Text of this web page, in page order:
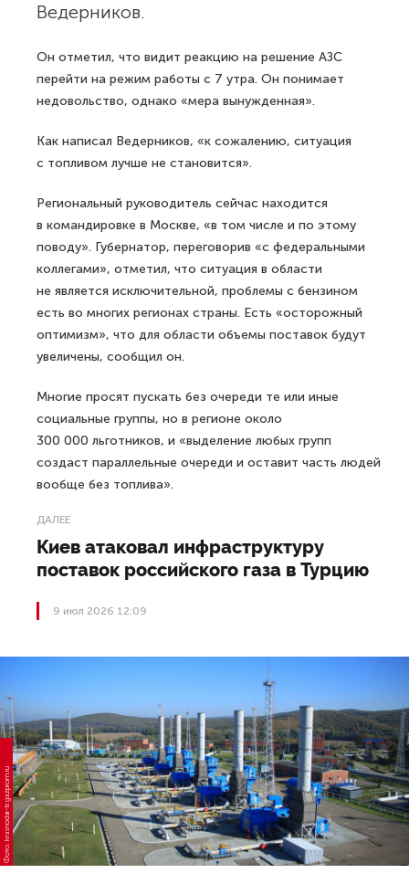
Ведерников.
Он отметил, что видит реакцию на решение АЗС
перейти на режим работы с 7 утра. Он понимает
недовольство, однако «мера вынужденная».
Как написал Ведерников, «к сожалению, ситуация
с топливом лучше не становится».
Региональный руководитель сейчас находится
в командировке в Москве, «в том числе и по этому
поводу». Губернатор, переговорив «с федеральными
коллегами», отметил, что ситуация в области
не является исключительной, проблемы с бензином
есть во многих регионах страны. Есть «осторожный
оптимизм», что для области объемы поставок будут
увеличены, сообщил он.
Многие просят пускать без очереди те или иные
социальные группы, но в регионе около
300 000 льготников, и «выделение любых групп
создаст параллельные очереди и оставит часть людей
вообще без топлива».
ДАЛЕЕ
Киев атаковал инфраструктуру
поставок российского газа в Турцию
9 июл 2026 12:09
Фото: krasnodar-tr.gazprom.ru